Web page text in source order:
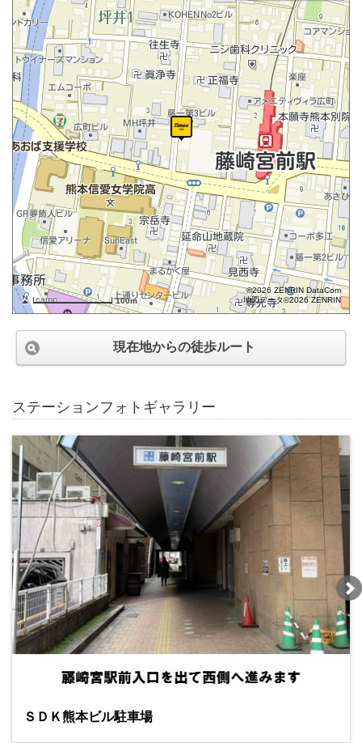
100m
©2026 ZENRIN DataCom
地図データ©2026 ZENRIN
現在地からの徒歩ルート
ステーションフォトギャラリー
ＳＤＫ熊本ビル駐車場